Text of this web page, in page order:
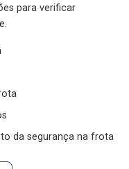
para verificar
da segurança na frota